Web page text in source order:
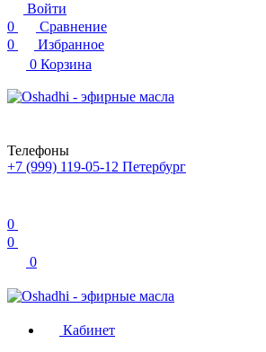
Войти
0
Сравнение
0
Избранное
0 Корзина
Телефоны
+7 (999) 119-05-12 Петербург
0
0
0
Кабинет